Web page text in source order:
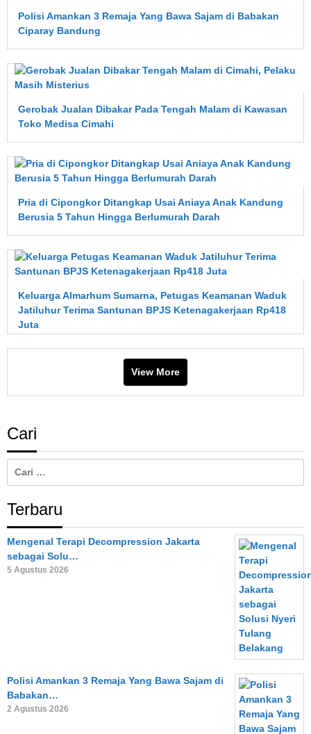
Polisi Amankan 3 Remaja Yang Bawa Sajam di Babakan
Ciparay Bandung
Gerobak Jualan Dibakar Pada Tengah Malam di Kawasan
Toko Medisa Cimahi
Pria di Cipongkor Ditangkap Usai Aniaya Anak Kandung
Berusia 5 Tahun Hingga Berlumurah Darah
Keluarga Almarhum Sumarna, Petugas Keamanan Waduk
Jatiluhur Terima Santunan BPJS Ketenagakerjaan Rp418
Juta
View More
Cari
Terbaru
Mengenal Terapi Decompression Jakarta
sebagai Solu…
5 Agustus 2026
Polisi Amankan 3 Remaja Yang Bawa Sajam di
Babakan…
2 Agustus 2026